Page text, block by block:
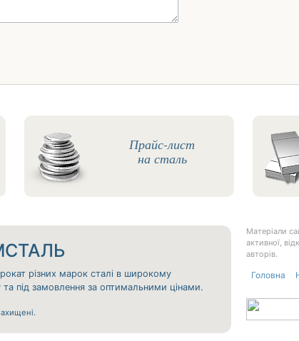
Прайс-лист
на сталь
різних марок сталі в широкому
та під замовлення за оптимальними цінами.
Матеріали
активної,
авторів.
Головна